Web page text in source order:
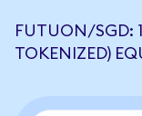
FUTUON/SGD:
TOKENIZED)